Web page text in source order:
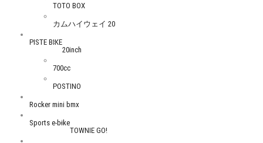
TOTO BOX
カムハイウェイ 20
PISTE BIKE
20inch
700cc
POSTINO
Rocker mini bmx
Sports e-bike
TOWNIE GO!